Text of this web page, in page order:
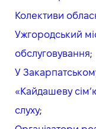
Колективи
Ужгородський
обслуговування;
У
«Кайдашеву
слуху;